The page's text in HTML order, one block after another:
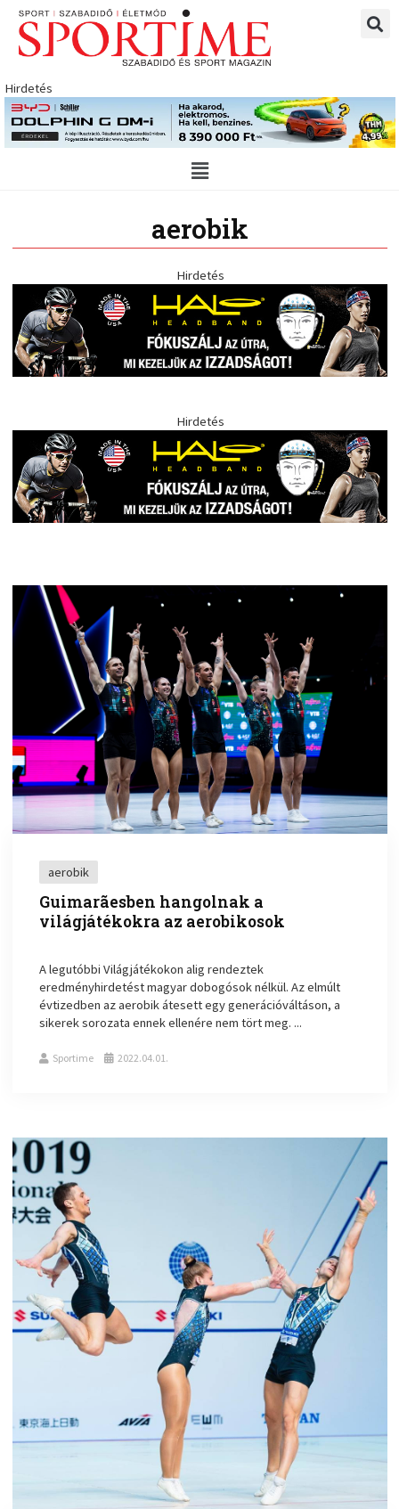
Skip
content
Hirdetés
Main
Menu
aerobik
Hirdetés
Hirdetés
aerobik
Guimarãesben hangolnak a
világjátékokra az aerobikosok
A legutóbbi Világjátékokon alig rendeztek
eredményhirdetést magyar dobogósok nélkül. Az elmúlt
évtizedben az aerobik átesett egy generációváltáson, a
sikerek sorozata ennek ellenére nem tört meg. ...
Sportime 2022.04.01.